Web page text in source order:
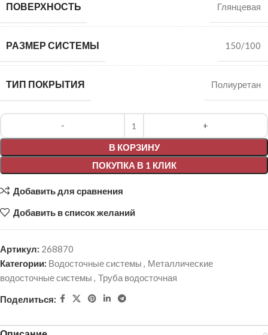
ПОВЕРХНОСТЬ Глянцевая
РАЗМЕР СИСТЕМЫ 150/100
ТИП ПОКРЫТИЯ Полиуретан
В КОРЗИНУ
ПОКУПКА В 1 КЛИК
Alternative:
Добавить для сравнения
Добавить в список желаний
Артикул: 268870
Категории: Водосточные системы , Металлические
водосточные системы , Труба водосточная
Поделиться: